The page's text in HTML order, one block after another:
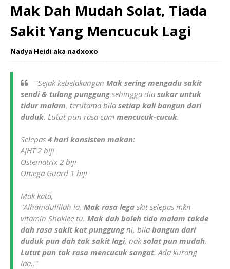
Mak Dah Mudah Solat, Tiada
Sakit Yang Mencucuk Lagi
Nadya Heidi aka nadxoxo
"Sejak kebelakangan Mak sering mengadu sakit
sendi & tulang punggungsehingga dia sukar untuk
tidur malam, terutama bila setiap kali bangun dari
duduk. Lutut pun rasa cam mencucuk-cucuk.
Selepas 4 hari konsisten makan:
AJHT 2 biji
Ostematrix 2 biji
Omega Guard 1 biji
Mak kata,
"Alhamdulillah la, Mak rasa lega skit selepas mkn
vitamin Shaklee tu. Mak dah boleh tido malam takde
dah rasa sakit kat punggungni, bila bangun dari
duduk pun dah tak sakit lagi, naksolat pun mudah.
Lutut pun tak rasa mencucuk sangat. Ada kurang
laa.."